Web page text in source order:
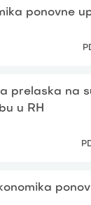
ponovne
prelaska na
u RH